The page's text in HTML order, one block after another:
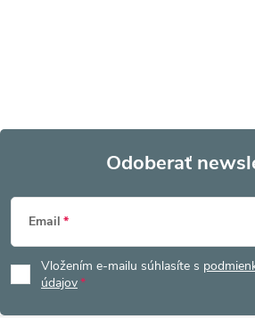
Z
á
p
Odoberať
Email
Vložením e-mailu súhlasíte s
údajov